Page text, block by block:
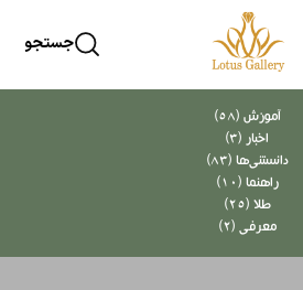
جستجو
آموزش (58)
اخبار (3)
دانستنی‌ها (83)
راهنما (10)
طلا (25)
معرفی (2)